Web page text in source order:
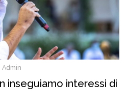
Admin
inseguiamo interessi di